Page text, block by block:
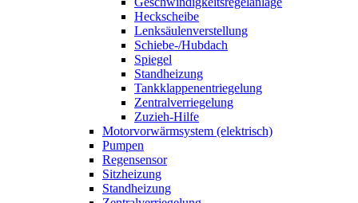
Heckscheibe
Lenksäulenverstellung
Schiebe-/Hubdach
Spiegel
Standheizung
Tankklappenentriegelung
Zentralverriegelung
Zuzieh-Hilfe
Motorvorwärmsystem (elektrisch)
Pumpen
Regensensor
Sitzheizung
Standheizung